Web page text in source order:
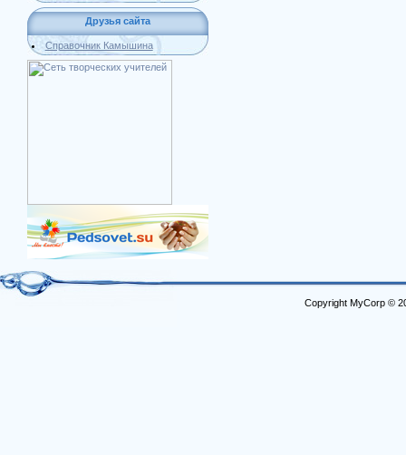
Друзья сайта
Справочник Камышина
Copyright MyCorp ©